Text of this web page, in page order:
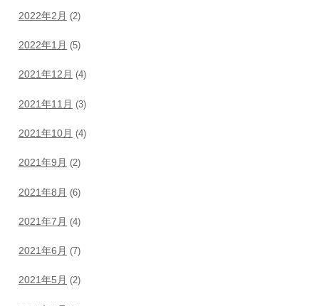
2022年2月 (2)
2022年1月 (5)
2021年12月 (4)
2021年11月 (3)
2021年10月 (4)
2021年9月 (2)
2021年8月 (6)
2021年7月 (4)
2021年6月 (7)
2021年5月 (2)